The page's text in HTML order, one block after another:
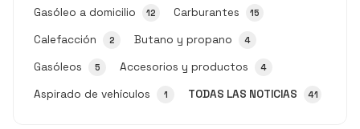
TODAS LAS NOTICIAS 41
Gasóleo a domicilio 12 Carburantes 15
Calefacción 2 Butano y propano 4
Gasóleos 5 Accesorios y productos 4
Aspirado de vehículos 1